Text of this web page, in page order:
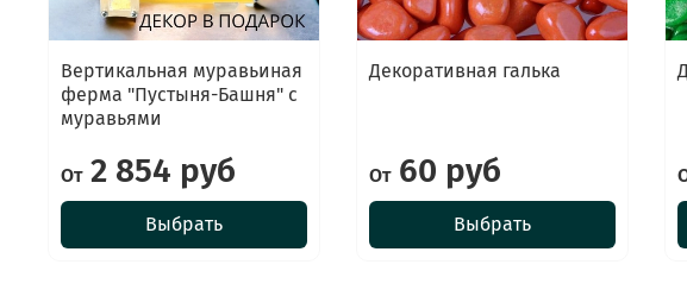
Вертикальная муравьиная
ферма "Пустыня-Башня" с
муравьями
От2 854 руб
Выбрать
Декоративная галька
От60 руб
Выбрать